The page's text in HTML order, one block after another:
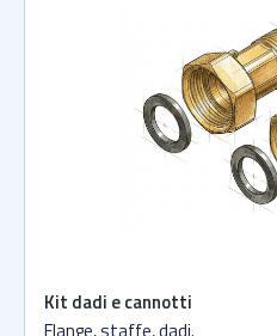
Kit dadi e cannotti
Flange, staffe, dadi.